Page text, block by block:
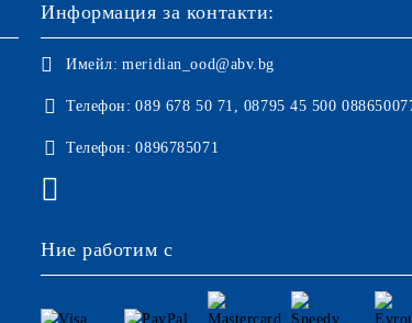
Информация за контакти:
Имейл: meridian_ood@abv.bg
Телефон: 089 678 50 71, 08795 45 500
Телефон: 0896785071
Ние работим с